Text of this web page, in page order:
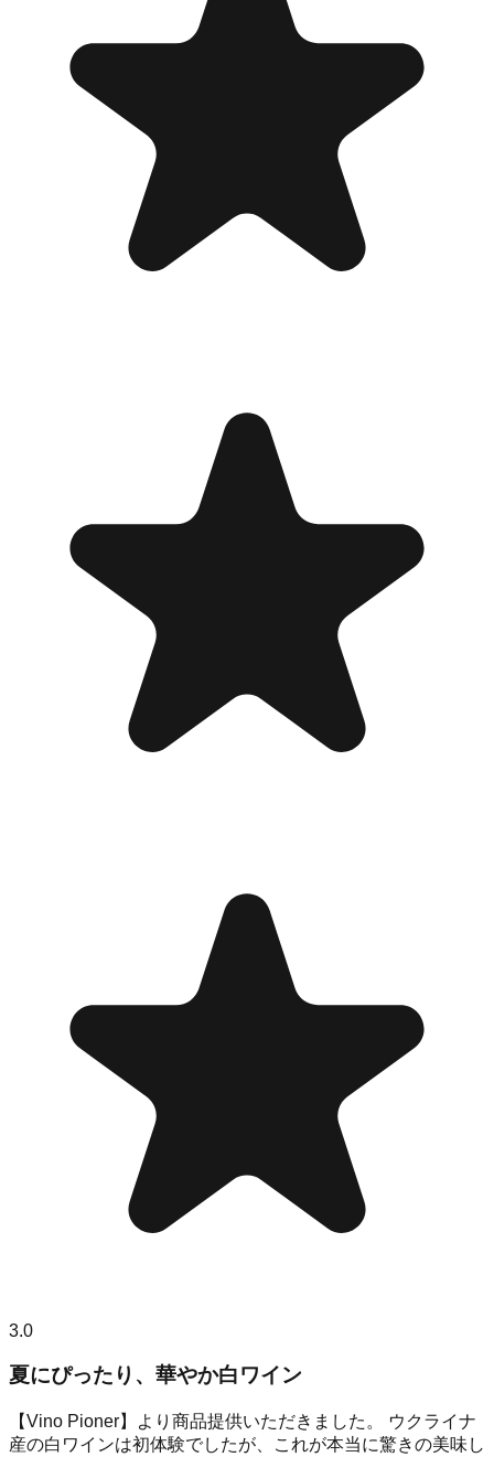
3.0
夏にぴったり、華やか白ワイン
【Vino Pioner】より商品提供いただきました。 ウクライナ
産の白ワインは初体験でしたが、これが本当に驚きの美味し